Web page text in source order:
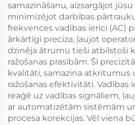
samazināšanu, aizsargājot
minimizējot darbības
frekvences vadības ierīci (AC)
ārkārtīgi precīza, ļaujot
dzinēja ātrumu tieši atbilstoši
ražošanas prasībām. Šī
kvalitāti, samazina atkritumus
ražošanas efektivitāti. Vadības
reaģē uz vadības signāliem,
ar automatizētām sistēmām
procesa korekcijas. Vēl viena